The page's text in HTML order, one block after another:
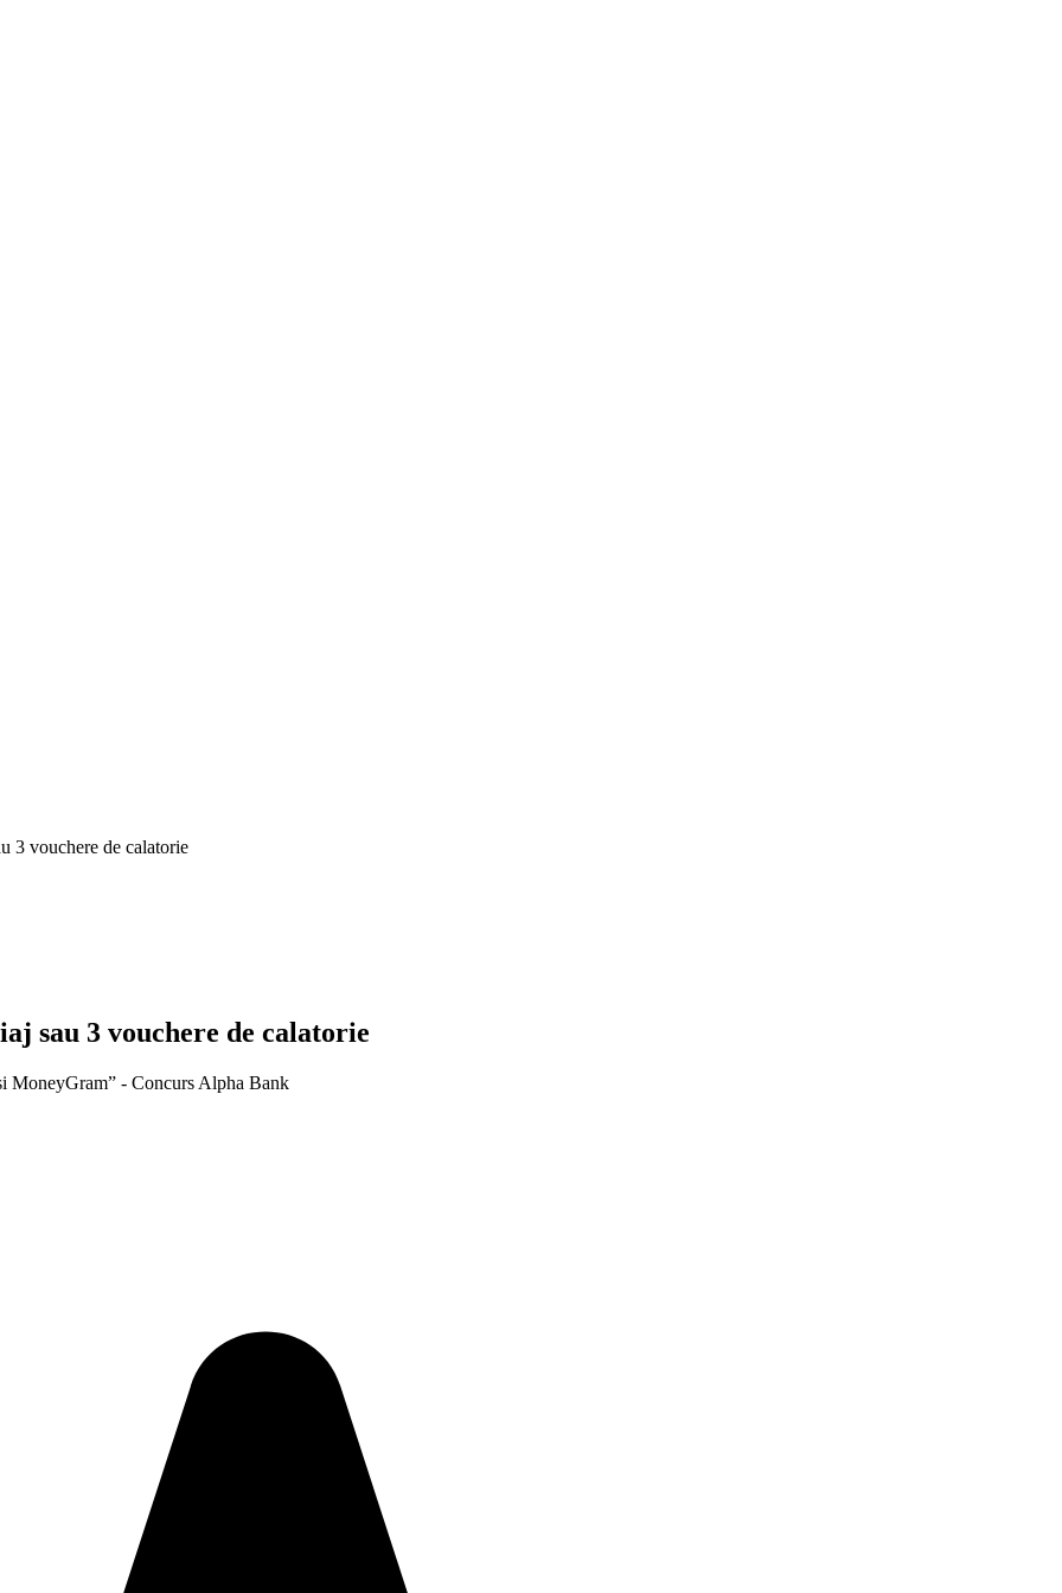
3 vouchere de calatorie
sau 3 vouchere de calatorie
MoneyGram” - Concurs Alpha Bank